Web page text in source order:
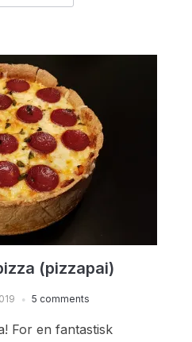
(pizzapai)
5 comments
For en fantastisk